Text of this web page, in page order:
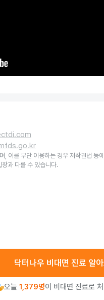
, 이를 무단 이용하는 경우 저작권법 등
과 다를 수 있습니다.
닥터나우 비대면 진료 알아
오늘 1,379명이 비대면 진료로